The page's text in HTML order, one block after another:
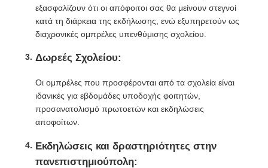
εξασφαλίζουν ότι οι απόφοιτοι σας θα μείνουν στεγνοί
κατά τη διάρκεια της εκδήλωσης, ενώ εξυπηρετούν ως
διαχρονικές ομπρέλες υπενθύμισης σχολείου.
Δωρεές Σχολείου:
Οι ομπρέλες που προσφέρονται από τα σχολεία είναι
ιδανικές για εβδομάδες υποδοχής φοιτητών,
προσανατολισμό πρωτοετών και εκδηλώσεις
αποφοίτων.
Εκδηλώσεις και δραστηριότητες στην
πανεπιστημιούπολη: